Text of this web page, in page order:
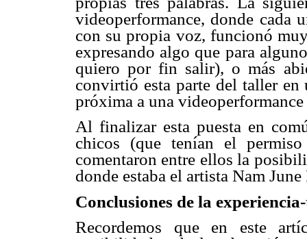
videoperformance, donde cada
con su propia voz, funcionó
expresando algo que para
quiero por fin salir), o más
convirtió esta parte del taller
próxima a una
Al finalizar esta puesta en
chicos (que tenían el
comentaron entre ellos la
donde estaba el artista Nam June
Conclusiones de la
Recordemos que en este